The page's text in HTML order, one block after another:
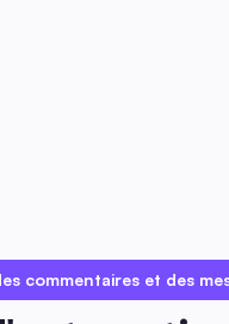
commentaires et des